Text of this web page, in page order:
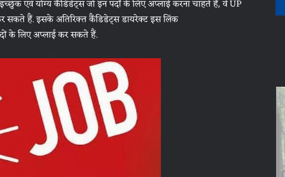
एवं योग्य कैंडिडेट्स जो इन पदों के लिए अप्लाई करना चाहते हैं, वे UP
हैं. इसके अतिरिक्त कैंडिडेट्स डायरेक्ट इस लिंक
के लिए अप्लाई कर सकते हैं.